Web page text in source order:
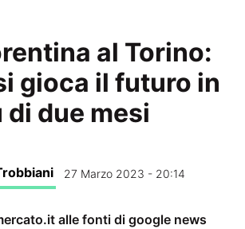
al Torino:
gioca il futuro in
di due mesi
27 Marzo 2023 - 20:14
alle fonti di google news